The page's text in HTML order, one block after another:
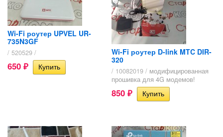
Wi-Fi роутер UPVEL UR-
735N3GF
/ 520529 /
650 ₽
Wi-Fi роутер D-link MTC DIR-
320
/ 10082019 / модифицированная
прошивка для 4G модемов!
850 ₽